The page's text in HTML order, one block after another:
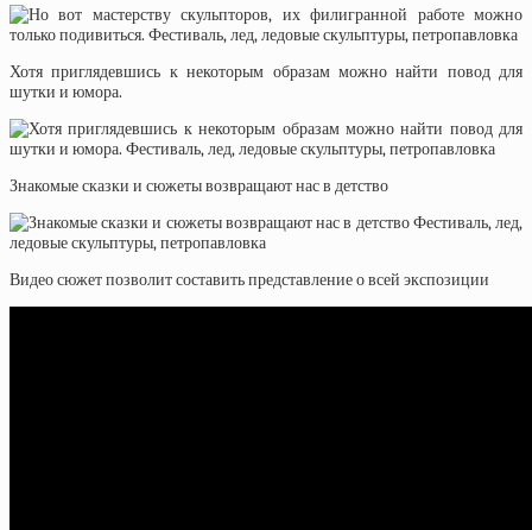
Хотя приглядевшись к некоторым образам можно найти повод для
шутки и юмора.
Знакомые сказки и сюжеты возвращают нас в детство
Видео сюжет позволит составить представление о всей экспозиции